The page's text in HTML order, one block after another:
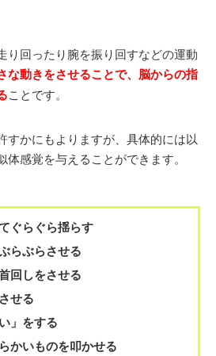
り回ったり腕を振り回すなどの運動
な動きをさせることで、脳からの指
ことです。
すかにもよりますが、具体的には以
感覚を与えることができます。
ぐらぐら揺らす
らぶらさせる
回しをさせる
せる
」をする
かいものを叩かせる